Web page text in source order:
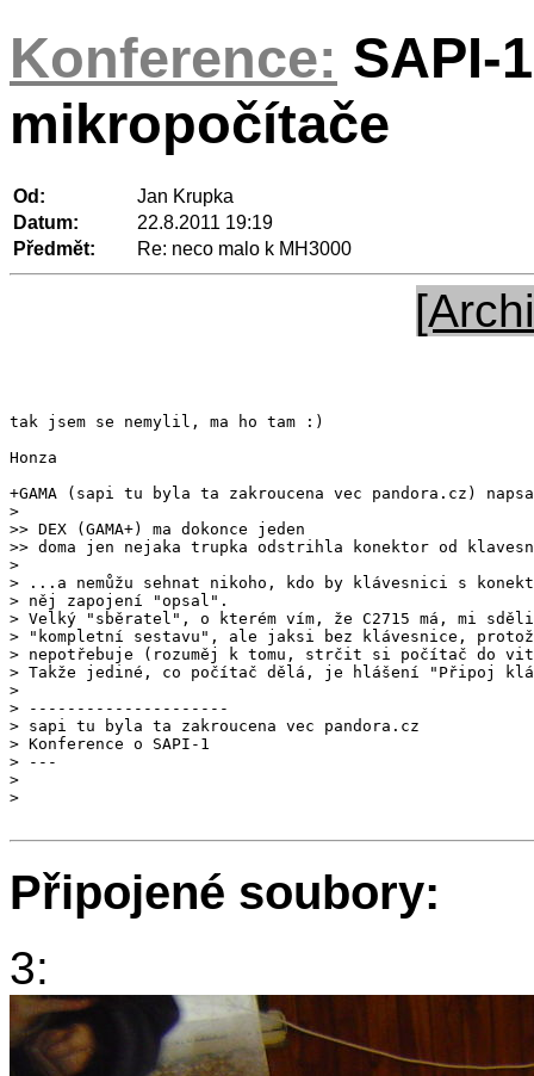
Konference: SAPI-
mikropočítače
Od:
Jan Krupka
Datum:
22.8.2011 19:19
Předmět:
Re: neco malo k MH3000
tak jsem se nemylil, ma ho tam :)
Honza
>> DEX (GAMA+) ma dokonce jeden
>
> ...a nemůžu sehnat nikoho, kdo by klávesnici s
> něj zapojení "opsal".
> Velký "sběratel", o kterém vím, že C2715 má, mi
> "kompletní sestavu", ale jaksi bez klávesnice,
> nepotřebuje (rozuměj k tomu, strčit si počítač do
> Takže jediné, co počítač dělá, je hlášení "Připoj
>
> ---------------------
> sapi tu byla ta zakroucena vec pandora.cz
> Konference o SAPI-1
> ---
>
Připojené soubory:
3: